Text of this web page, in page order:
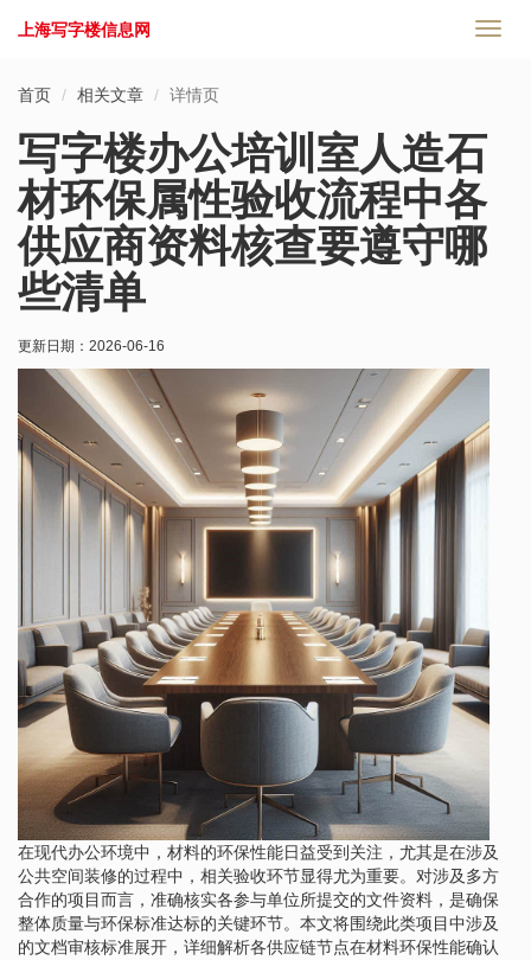
切
上海写字楼信息网
首页 相关文章 详情页
写字楼办公培训室人造石
材环保属性验收流程中各
供应商资料核查要遵守哪
些清单
更新日期： 2026-06-16
在现代办公环境中，材料的环保性能日益受到关注，尤其是在涉及
公共空间装修的过程中，相关验收环节显得尤为重要。对涉及多方
合作的项目而言，准确核实各参与单位所提交的文件资料，是确保
整体质量与环保标准达标的关键环节。本文将围绕此类项目中涉及
的文档审核标准展开，详细解析各供应链节点在材料环保性能确认